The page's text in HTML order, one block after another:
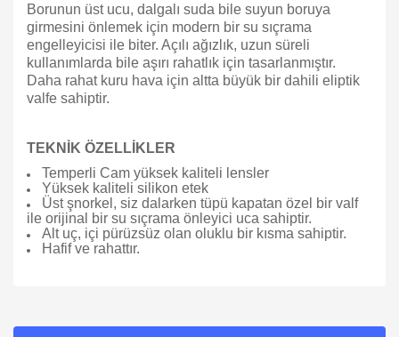
Borunun üst ucu, dalgalı suda bile suyun boruya
girmesini önlemek için modern bir su sıçrama
engelleyicisi ile biter. Açılı ağızlık, uzun süreli
kullanımlarda bile aşırı rahatlık için tasarlanmıştır.
Daha rahat kuru hava için altta büyük bir dahili eliptik
valfe sahiptir.
TEKNİK ÖZELLİKLER
Temperli Cam yüksek kaliteli lensler
Yüksek kaliteli silikon etek
Üst şnorkel, siz dalarken tüpü kapatan özel bir valf
ile orijinal bir su sıçrama önleyici uca sahiptir.
Alt uç, içi pürüzsüz olan oluklu bir kısma sahiptir.
Hafif ve rahattır.
kullanarak tarafımıza iletebilirsiniz.